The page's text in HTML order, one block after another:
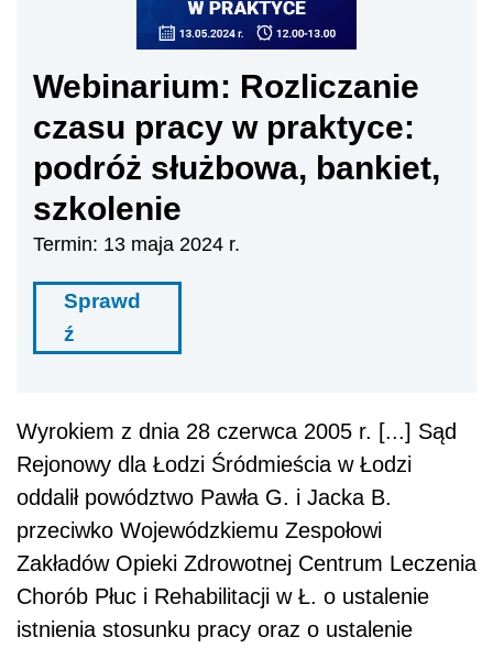
Webinarium: Rozliczanie
czasu pracy w praktyce:
podróż służbowa, bankiet,
szkolenie
Termin: 13 maja 2024 r.
Sprawd
ź
Wyrokiem z dnia 28 czerwca 2005 r. [...] Sąd
Rejonowy dla Łodzi Śródmieścia w Łodzi
oddalił powództwo Pawła G. i Jacka B.
przeciwko Wojewódzkiemu Zespołowi
Zakładów Opieki Zdrowotnej Centrum Leczenia
Chorób Płuc i Rehabilitacji w Ł. o ustalenie
istnienia stosunku pracy oraz o ustalenie